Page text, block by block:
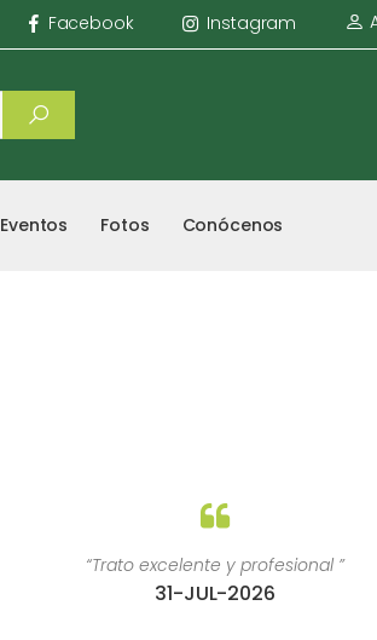
Facebook Instagram
Eventos Fotos Conócenos
“Trato excelente y profesional ”
31-JUL-2026